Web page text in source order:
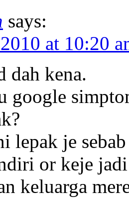
says:
at 10:20
dah kena.
google
lepak je
or keje jadi
keluarga